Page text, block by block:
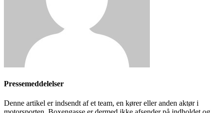
Pressemeddelelser
Denne artikel er indsendt af et team, en kører eller anden aktør i